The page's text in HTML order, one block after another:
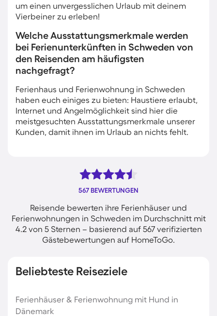
um einen unvergesslichen Urlaub mit deinem
Vierbeiner zu erleben!
Welche Ausstattungsmerkmale werden
bei Ferienunterkünften in Schweden von
den Reisenden am häufigsten
nachgefragt?
Ferienhaus und Ferienwohnung in Schweden
haben euch einiges zu bieten: Haustiere erlaubt,
Internet und Angelmöglichkeit sind hier die
meistgesuchten Ausstattungsmerkmale unserer
Kunden, damit ihnen im Urlaub an nichts fehlt.
567 BEWERTUNGEN
Reisende bewerten ihre Ferienhäuser und
Ferienwohnungen in Schweden im Durchschnitt mit
4.2 von 5 Sternen – basierend auf 567 verifizierten
Gästebewertungen auf HomeToGo.
Beliebteste Reiseziele
Ferienhäuser & Ferienwohnung mit Hund in
Dänemark